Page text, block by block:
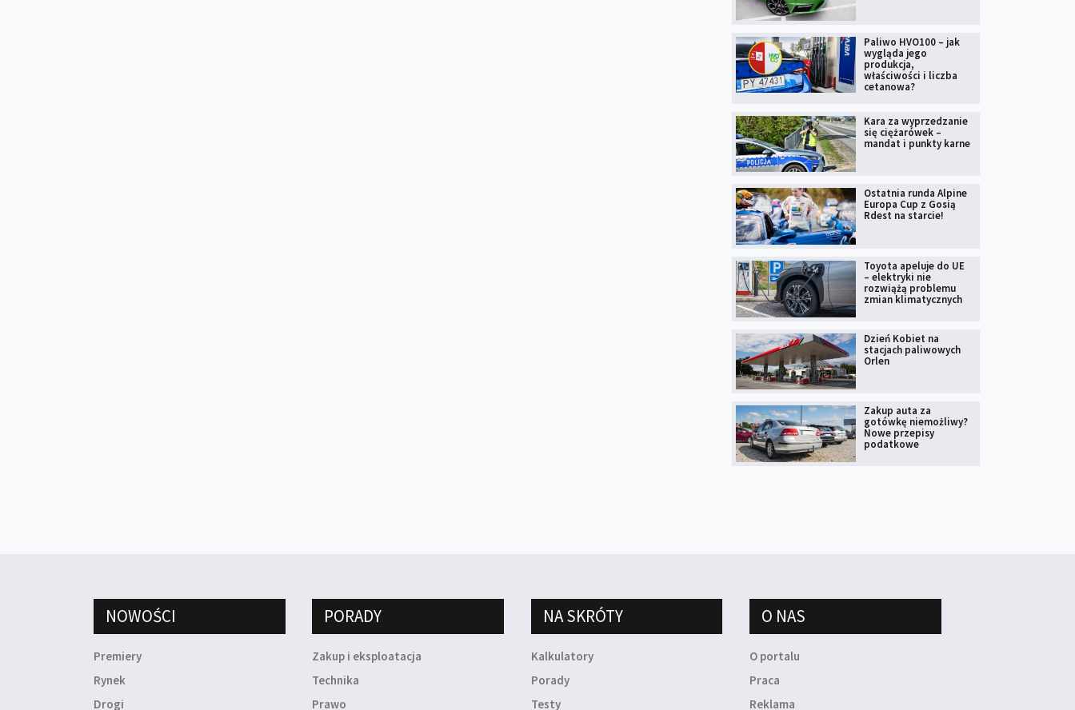
Paliwo HVO100 – jak
wygląda jego
produkcja,
właściwości i liczba
cetanowa?
Kara za wyprzedzanie
się ciężarówek –
mandat i punkty karne
Ostatnia runda Alpine
Europa Cup z Gosią
Rdest na starcie!
Toyota apeluje do UE
– elektryki nie
rozwiążą problemu
zmian klimatycznych
Dzień Kobiet na
stacjach paliwowych
Orlen
Zakup auta za
gotówkę niemożliwy?
Nowe przepisy
podatkowe
NOWOŚCI
Premiery
Rynek
Drogi
PORADY
Zakup i eksploatacja
Technika
Prawo
NA SKRÓTY
Kalkulatory
Porady
Testy
O NAS
O portalu
Praca
Reklama